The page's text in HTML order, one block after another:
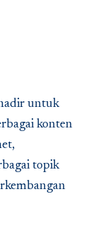
untuk
konten
topik